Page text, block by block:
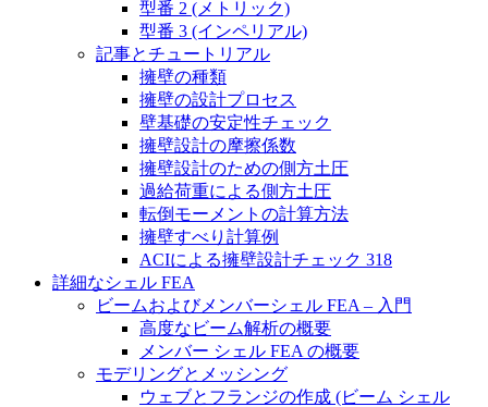
型番 2 (メトリック)
型番 3 (インペリアル)
記事とチュートリアル
擁壁の種類
擁壁の設計プロセス
壁基礎の安定性チェック
擁壁設計の摩擦係数
擁壁設計のための側方土圧
過給荷重による側方土圧
転倒モーメントの計算方法
擁壁すべり計算例
ACIによる擁壁設計チェック 318
詳細なシェル FEA
ビームおよびメンバーシェル FEA – 入門
高度なビーム解析の概要
メンバー シェル FEA の概要
モデリングとメッシング
ウェブとフランジの作成 (ビーム シェル